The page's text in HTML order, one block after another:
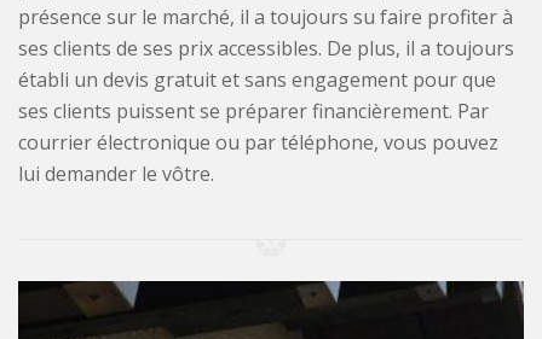
présence sur le marché, il a toujours su faire profiter à
ses clients de ses prix accessibles. De plus, il a toujours
établi un devis gratuit et sans engagement pour que
ses clients puissent se préparer financièrement. Par
courrier électronique ou par téléphone, vous pouvez
lui demander le vôtre.